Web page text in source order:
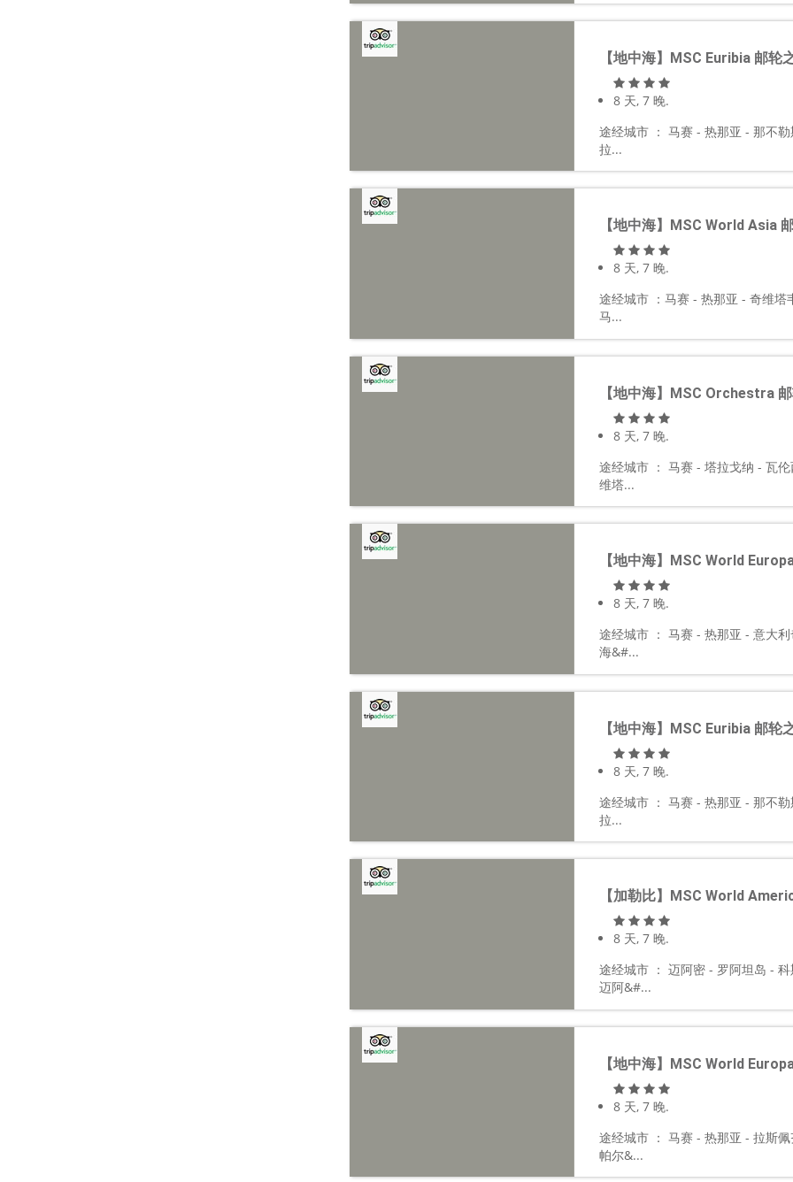
【地中海】MSC Euribia 邮轮
8 天, 7 晚.
途经城市 ： 马赛 - 热那亚 - 那不
拉...
【地中海】MSC World Asia
8 天, 7 晚.
途经城市 ：马赛 - 热那亚 - 奇维塔
马...
【地中海】MSC Orchestra
8 天, 7 晚.
途经城市 ： 马赛 - 塔拉戈纳 - 瓦
维塔...
【地中海】MSC World
8 天, 7 晚.
途经城市 ： 马赛 - 热那亚 - 意大
海&#...
【地中海】MSC Euribia 邮轮
8 天, 7 晚.
途经城市 ： 马赛 - 热那亚 - 那不
拉...
【加勒比】MSC World
8 天, 7 晚.
途经城市 ： 迈阿密 - 罗阿坦岛 -
迈阿&#...
【地中海】MSC World
8 天, 7 晚.
途经城市 ： 马赛 - 热那亚 - 拉斯
帕尔&...